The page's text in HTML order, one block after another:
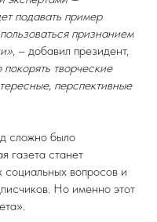
подавать пример
признанием
, – добавил президент,
творческие
перспективные
сложно было
газета станет
вопросов и
Но именно этот